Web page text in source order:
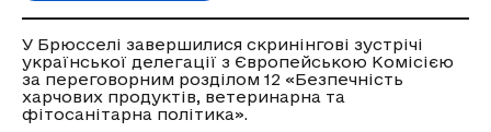
У Брюсселі завершилися скринінгові зустрічі
української делегації з Європейською Комісією
за переговорним розділом 12 «Безпечність
харчових продуктів, ветеринарна та
фітосанітарна політика».